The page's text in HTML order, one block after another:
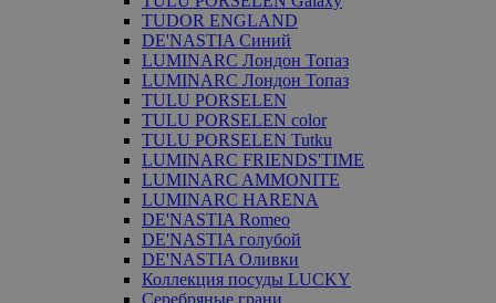
TUDOR ENGLAND
DE'NASTIA Синий
LUMINARC Лондон Топаз
LUMINARC Лондон Топаз
TULU PORSELEN
TULU PORSELEN color
TULU PORSELEN Tutku
LUMINARC FRIENDS'TIME
LUMINARC AMMONITE
LUMINARC HARENA
DE'NASTIA Romeo
DE'NASTIA голубой
DE'NASTIA Оливки
Коллекция посуды LUCKY
Серебряные грани